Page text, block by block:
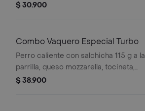
picada, salsa blanca, salsa de tomate
$ 30.900
Combo Vaquero Especial Turbo
Perro caliente con salchicha 115 g a la
parrilla, queso mozzarella, tocineta,
papa callejera, cebolla, salsa blanca,
$ 38.900